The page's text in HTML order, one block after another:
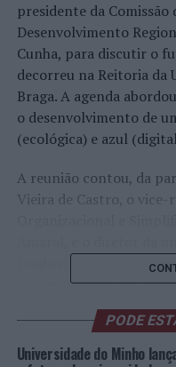
presidente da Comissão
Desenvolvimento
Cunha, para discutir o
decorreu na Reitoria da
Braga. A agenda
o desenvolvimento de
(ecológica) e azul
A reunião contou, da
Vieira de Castro, o
Conhecimento, José
os presidentes dos
Fernandes, de Paredes
do Minho, António
e de Arcos de Valdevez,
PODE
Universidade do Minho